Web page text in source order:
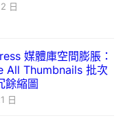
日
媒體庫空間膨脹：
All Thumbnails 批次
餘縮圖
日